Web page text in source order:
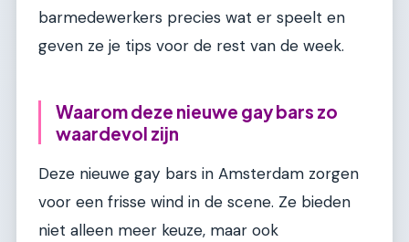
barmedewerkers precies wat er speelt en
geven ze je tips voor de rest van de week.
Waarom deze nieuwe gay bars zo
waardevol zijn
Deze nieuwe gay bars in Amsterdam zorgen
voor een frisse wind in de scene. Ze bieden
niet alleen meer keuze, maar ook